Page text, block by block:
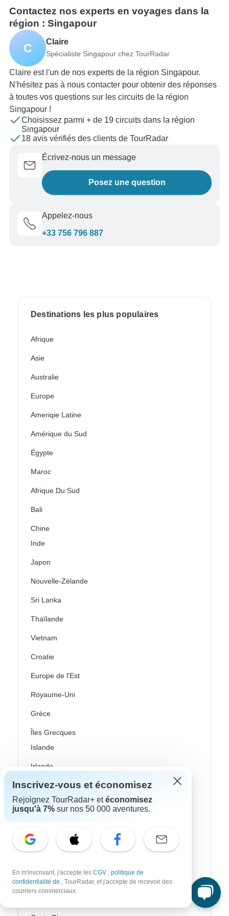
Contactez nos experts en voyages dans la
région : Singapour
C Claire
Spécialiste Singapour chez TourRadar
Claire est l'un de nos experts de la région Singapour.
N'hésitez pas à nous contacter pour obtenir des réponses
à toutes vos questions sur les circuits de la région
Singapour !
Choisissez parmi + de 19 circuits dans la région
Singapour
18 avis vérifiés des clients de TourRadar
Écrivez-nous un message
Posez une question
Appelez-nous
+33 756 796 887
Destinations les plus populaires
Afrique
Asie
Australie
Europe
Ameriqie Latine
Amérique du Sud
Égypte
Maroc
Afrique Du Sud
Bali
Chine
Inde
Japon
Nouvelle-Zélande
Sri Lanka
Thaïlande
Vietnam
Croatie
Europe de l'Est
Royaume-Uni
Grèce
Îles Grecques
Islande
Irlande
Italie
Pays nordiques / Scandinavie
Écosse
Turquie
Inscrivez-vous et économisez
Rejoignez TourRadar+ etéconomisez
jusqu'à 7% sur nos 50 000 aventures.
En m'inscrivant, j'accepte les CGV , politique de
confidentialité de , TourRadar, et j'accepte de recevoir des
courriers commerciaux.